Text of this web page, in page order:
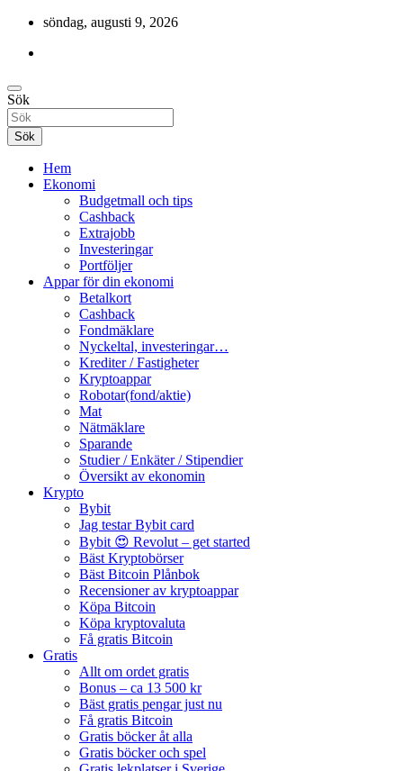
Hoppa
innehåll
söndag, augusti 9, 2026
Gratis-pengar
Cashback, ekonomi, 10 000 kr i bonusar och mycket mer.
Sök
Sök
Hem
Ekonomi
Budgetmall och tips
Cashback
Extrajobb
Investeringar
Portföljer
Appar för din ekonomi
Betalkort
Cashback
Fondmäklare
Nyckeltal, investeringar…
Krediter / Fastigheter
Kryptoappar
Robotar(fond/aktie)
Mat
Nätmäklare
Sparande
Studier / Enkäter / Stipendier
Översikt av ekonomin
Krypto
Bybit
Jag testar Bybit card
Bybit 😍 Revolut – get started
Bäst Kryptobörser
Bäst Bitcoin Plånbok
Recensioner av kryptoappar
Köpa Bitcoin
Köpa kryptovaluta
Få gratis Bitcoin
Gratis
Allt om ordet gratis
Bonus – ca 13 500 kr
Bäst gratis pengar just nu
Få gratis Bitcoin
Gratis böcker åt alla
Gratis böcker och spel